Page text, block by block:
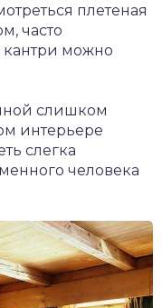
плетеная
часто
можно
слишком
интерьере
слегка
человека